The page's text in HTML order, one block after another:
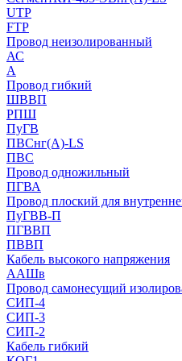
UTP
FTP
Провод неизолированный
АС
А
Провод гибкий
ШВВП
РПШ
ПуГВ
ПВСнг(А)-LS
ПВС
Провод одножильный
ПГВА
Провод плоский для
ПуГВВ-П
ПГВВП
ПВВП
Кабель высокого напряжения
ААШв
Провод самонесущий
СИП-4
СИП-3
СИП-2
Кабель гибкий